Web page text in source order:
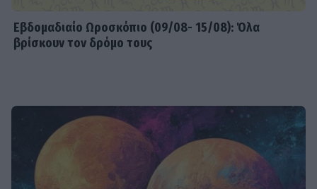
Εβδομαδιαίo Ωροσκόπιο (09/08- 15/08): Όλα
βρίσκουν τον δρόμο τους